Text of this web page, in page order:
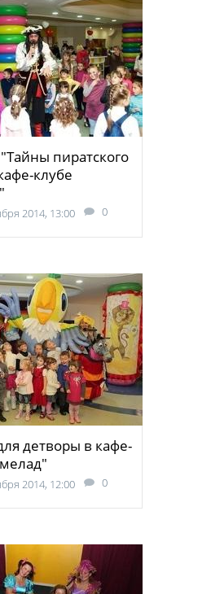
пиратского
клубе
2014, 13:00 0
детворы в кафе-
2014, 12:00 0